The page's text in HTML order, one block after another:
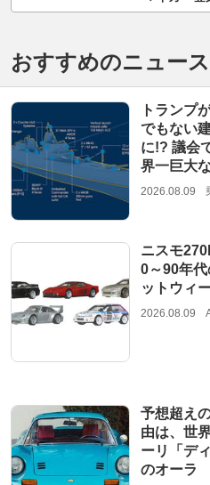
おすすめのニュース
トランプ
でもない
に!? 議会
界一巨大
2026.08.09
ニスモ
0～90年
ットウィ
2026.08.09
予想超え
由は、世
ーリ「デ
のオーラ